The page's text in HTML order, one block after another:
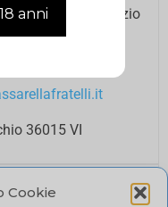
Cookie
il nostro Servizio
ufficio.
36015 VI
e accettiamo il